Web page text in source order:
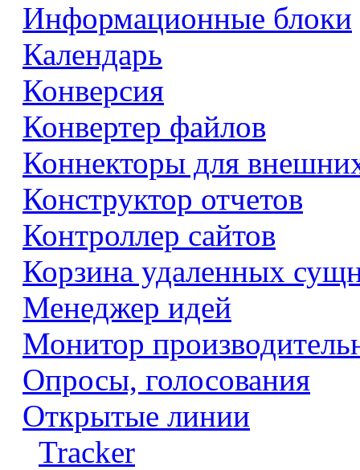
Информационные блоки
Календарь
Конверсия
Конвертер файлов
Коннекторы для
Конструктор отчетов
Контроллер сайтов
Корзина удаленных
Менеджер идей
Монитор
Опросы, голосования
Открытые линии
Tracker